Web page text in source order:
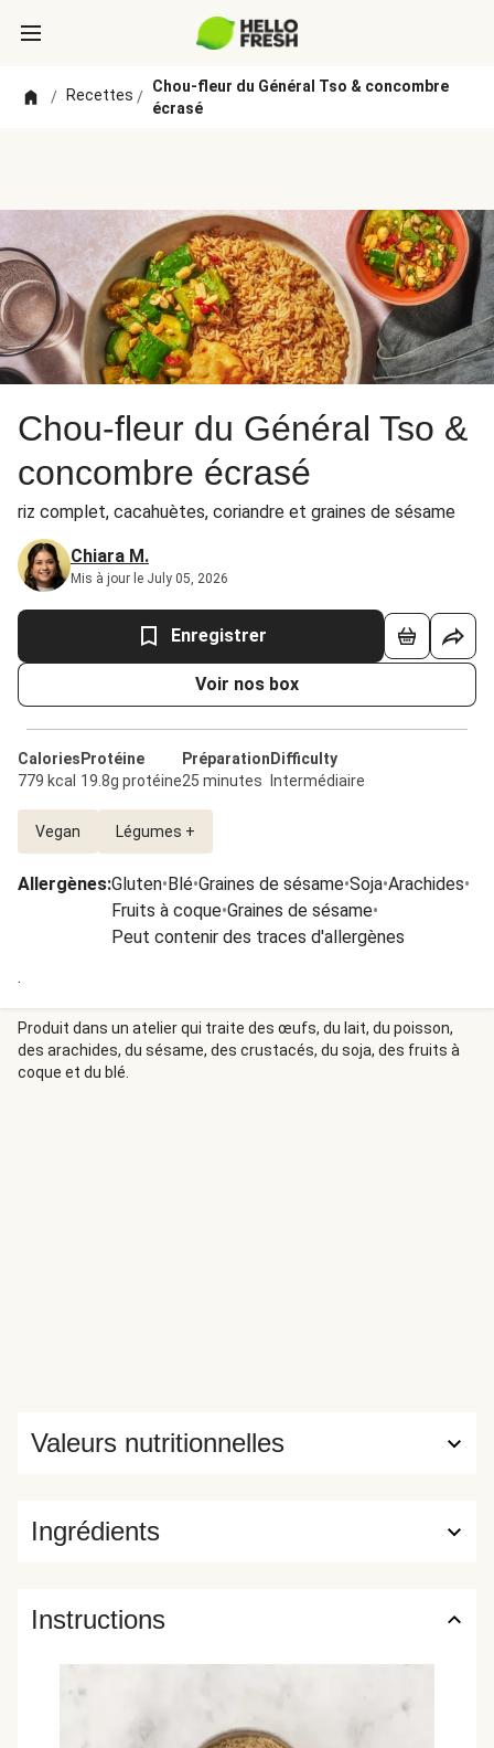
/ Recettes /
Chou-fleur du Général Tso & concombre
écrasé
Chou-fleur du Général Tso &
concombre écrasé
riz complet, cacahuètes, coriandre et graines de sésame
Chiara M.
Mis à jour le July 05, 2026
Enregistrer
Voir nos box
Calories
779 kcal
Protéine
19.8g protéine
Préparation
25 minutes
Difficulty
Intermédiaire
Vegan Légumes +
Allergènes:Gluten•Blé•Graines de sésame•Soja•Arachides•
Fruits à coque•Graines de sésame•
Peut contenir des traces d'allergènes
.
Produit dans un atelier qui traite des œufs, du lait, du poisson,
des arachides, du sésame, des crustacés, du soja, des fruits à
coque et du blé.
Ingrédients
Valeurs nutritionnelles
Instructions